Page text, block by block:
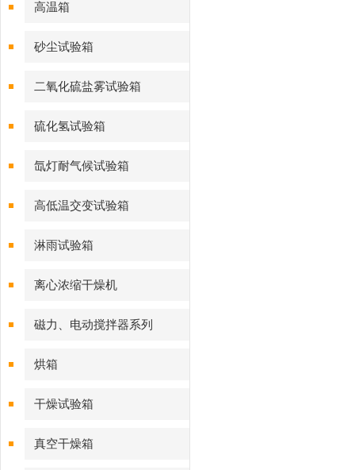
高温箱
砂尘试验箱
二氧化硫盐雾试验箱
硫化氢试验箱
氙灯耐气候试验箱
高低温交变试验箱
淋雨试验箱
离心浓缩干燥机
磁力、电动搅拌器系列
烘箱
干燥试验箱
真空干燥箱